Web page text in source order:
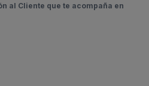
al Cliente que te acompaña en